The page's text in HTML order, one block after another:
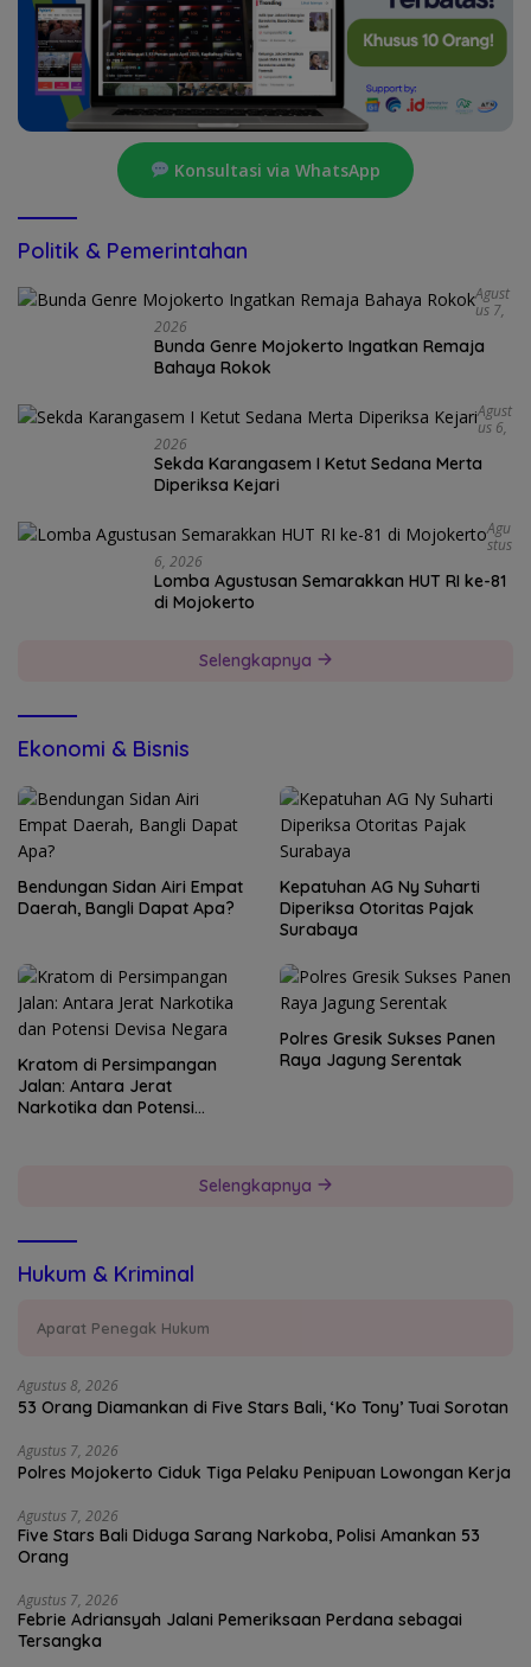
Konsultasi via WhatsApp
Politik & Pemerintahan
Agust
Us 7,
2026
Bunda Genre Mojokerto Ingatkan Remaja
Bahaya Rokok
Agust
Us 6,
2026
Sekda Karangasem I Ketut Sedana Merta
Diperiksa Kejari
Agu
Stus
6, 2026
Lomba Agustusan Semarakkan HUT RI ke-81
di Mojokerto
Selengkapnya
Ekonomi & Bisnis
Bendungan Sidan Airi Empat
Daerah, Bangli Dapat Apa?
Kepatuhan AG Ny Suharti
Diperiksa Otoritas Pajak
Surabaya
Kratom di Persimpangan
Jalan: Antara Jerat
Narkotika dan Potensi
Polres Gresik Sukses Panen
Raya Jagung Serentak
Selengkapnya
Hukum & Kriminal
Aparat Penegak Hukum
Agustus 8, 2026
53 Orang Diamankan di Five Stars Bali, ‘Ko Tony’ Tuai Sorotan
Agustus 7, 2026
Polres Mojokerto Ciduk Tiga Pelaku Penipuan Lowongan Kerja
Agustus 7, 2026
Five Stars Bali Diduga Sarang Narkoba, Polisi Amankan 53
Orang
Agustus 7, 2026
Febrie Adriansyah Jalani Pemeriksaan Perdana sebagai
Tersangka